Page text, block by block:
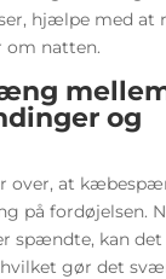
hjælpe med at
natten.
og
over, at
på fordøjelsen.
spændte, kan det
gør det